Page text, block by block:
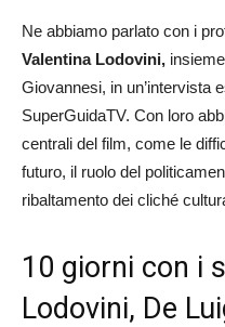
Ne abbiamo parlato con i
Valentina Lodovini,
Giovannesi, in un’intervista
SuperGuidaTV. Con loro
centrali del film, come le
futuro, il ruolo del
ribaltamento dei cliché
10 giorni con i
Lodovini, De